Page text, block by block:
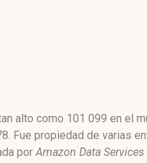
alto como 101 099 en el
Fue propiedad de varias
porAmazon Data Services